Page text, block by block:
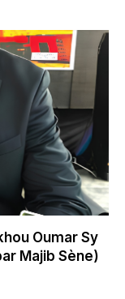
Oumar Sy
Majib Sène)